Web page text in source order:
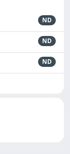
ND
ND
ND